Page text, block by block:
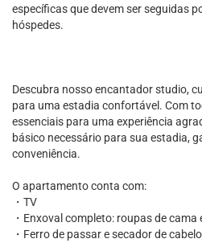
específicas que devem ser seguidas
hóspedes.
Descubra nosso encantador studio,
para uma estadia confortável. Com
essenciais para uma experiência
básico necessário para sua estadia,
conveniência.
O apartamento conta com:
・TV
・Enxoval completo: roupas de cama
・Ferro de passar e secador de cabelo